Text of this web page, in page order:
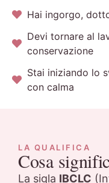
Hai ingorgo,
Devi tornare al
conservazione
Stai iniziando lo
con calma
LA QUALIFICA
Cosa
La sigla IBCLC